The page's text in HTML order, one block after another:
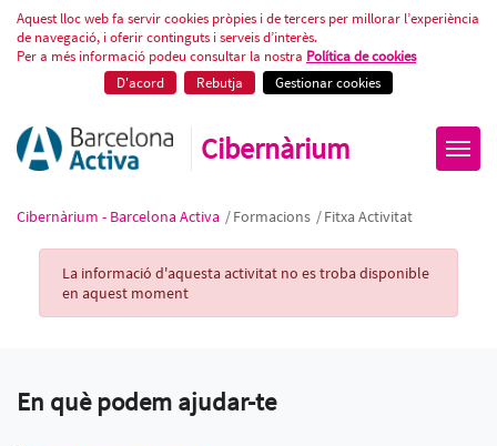
Fitxa Activitat
Aquest lloc web fa servir cookies pròpies i de tercers per millorar l’experiència
de navegació, i oferir continguts i serveis d’interès.
Per a més informació podeu consultar la nostra Política de cookies
D'acord
Rebutja Gestionar cookies
Cibernàrium
Cibernàrium - Barcelona Activa /Formacions /Fitxa Activitat
Activity Record
La informació d'aquesta activitat no es troba disponible
en aquest moment
En què podem ajudar-te